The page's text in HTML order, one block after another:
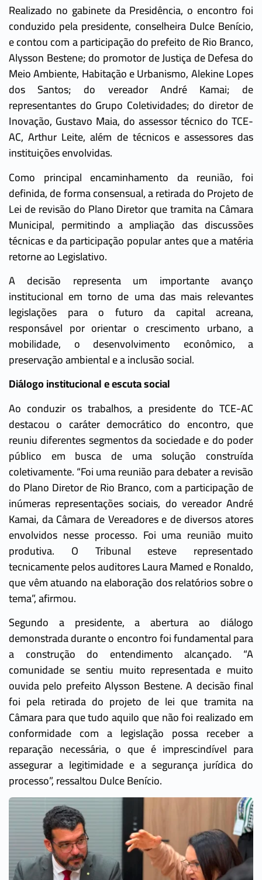
Realizado no gabinete da Presidência, o encontro foi
conduzido pela presidente, conselheira Dulce Benício,
e contou com a participação do prefeito de Rio Branco,
Alysson Bestene; do promotor de Justiça de Defesa do
Meio Ambiente, Habitação e Urbanismo, Alekine Lopes
dos Santos; do vereador André Kamai; de
representantes do Grupo Coletividades; do diretor de
Inovação, Gustavo Maia, do assessor técnico do TCE-
AC, Arthur Leite, além de técnicos e assessores das
instituições envolvidas.
Como principal encaminhamento da reunião, foi
definida, de forma consensual, a retirada do Projeto de
Lei de revisão do Plano Diretor que tramita na Câmara
Municipal, permitindo a ampliação das discussões
técnicas e da participação popular antes que a matéria
retorne ao Legislativo.
A decisão representa um importante avanço
institucional em torno de uma das mais relevantes
legislações para o futuro da capital acreana,
responsável por orientar o crescimento urbano, a
mobilidade, o desenvolvimento econômico, a
preservação ambiental e a inclusão social.
Diálogo institucional e escuta social
Ao conduzir os trabalhos, a presidente do TCE-AC
destacou o caráter democrático do encontro, que
reuniu diferentes segmentos da sociedade e do poder
público em busca de uma solução construída
coletivamente. “Foi uma reunião para debater a revisão
do Plano Diretor de Rio Branco, com a participação de
inúmeras representações sociais, do vereador André
Kamai, da Câmara de Vereadores e de diversos atores
envolvidos nesse processo. Foi uma reunião muito
produtiva. O Tribunal esteve representado
tecnicamente pelos auditores Laura Mamed e Ronaldo,
que vêm atuando na elaboração dos relatórios sobre o
tema”, afirmou.
Segundo a presidente, a abertura ao diálogo
demonstrada durante o encontro foi fundamental para
a construção do entendimento alcançado. “A
comunidade se sentiu muito representada e muito
ouvida pelo prefeito Alysson Bestene. A decisão final
foi pela retirada do projeto de lei que tramita na
Câmara para que tudo aquilo que não foi realizado em
conformidade com a legislação possa receber a
reparação necessária, o que é imprescindível para
assegurar a legitimidade e a segurança jurídica do
processo”, ressaltou Dulce Benício.